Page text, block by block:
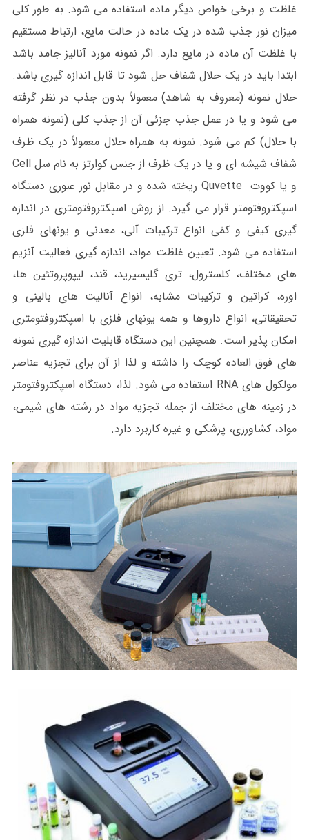
غلظت و برخی خواص دیگر ماده استفاده می شود. به طور کلی
میزان نور جذب شده در یک ماده در حالت مایع، ارتباط مستقیم
با غلظت آن ماده در مایع دارد. اگر نمونه مورد آنالیز جامد باشد
ابتدا باید در یک حلال شفاف حل شود تا قابل اندازه گیری باشد.
حلال نمونه (معروف به شاهد) معمولاً بدون جذب در نظر گرفته
می شود و یا در عمل جذب جزئی آن از جذب کلی (نمونه همراه
با حلال) کم می شود. نمونه به همراه حلال معمولاً در یک ظرف
شفاف شیشه ای و یا در یک ظرف از جنس کوارتز به نام سل Cell
و یا کووت Quvette ریخته شده و در مقابل نور عبوری دستگاه
اسپکتروفتومتر قرار می گیرد. از روش اسپکتروفتومتری در اندازه
گیری کیفی و کمّی انواع ترکیبات آلی، معدنی و یونهای فلزی
استفاده می شود. تعیین غلظت مواد، اندازه گیری فعالیت آنزیم
های مختلف، کلسترول، تری گلیسیرید، قند، لیپوپروتئین ها،
اوره، کراتین و ترکیبات مشابه، انواع آنالیت های بالینی و
تحقیقاتی، انواع داروها و همه یونهای فلزی با اسپکتروفتومتری
امکان پذیر است. همچنین این دستگاه قابلیت اندازه گیری نمونه
های فوق العاده کوچک را داشته و لذا از آن برای تجزیه عناصر
مولکول های RNA استفاده می شود. لذا، دستگاه اسپکتروفتومتر
در زمینه های مختلف از جمله تجزیه مواد در رشته های شیمی،
مواد، کشاورزی، پزشکی و غیره کاربرد دارد.